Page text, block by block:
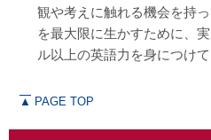
観や考えに触れる機会を持
を最大限に生かすために、
ル以上の英語力を身につけ
▲ PAGE TOP